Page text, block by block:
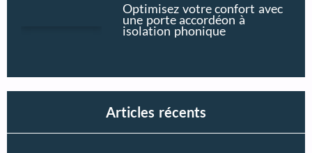
Optimisez votre confort avec
une porte accordéon à
isolation phonique
Articles récents